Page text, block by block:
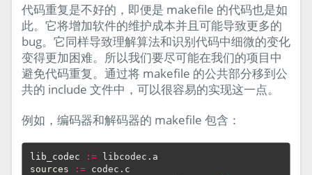
代码重复是不好的，即便是 makefile 的代码也是如
此。它将增加软件的维护成本并且可能导致更多的
bug。它同样导致理解算法和识别代码中细微的变化
变得更加困难。所以我们要尽可能在我们的项目中
避免代码重复。通过将 makefile 的公共部分移到公
共的 include 文件中，可以很容易的实现这一点。
例如，编码器和解码器的 makefile 包含：
lib_codec :=
sources
:=